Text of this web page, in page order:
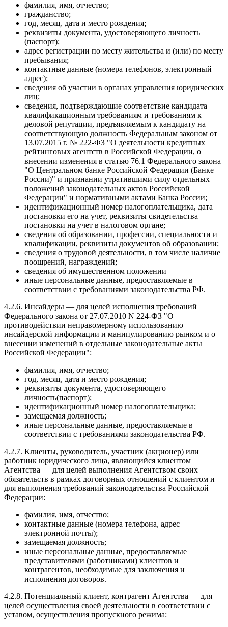
фамилия, имя, отчество;
гражданство;
год, месяц, дата и место рождения;
реквизиты документа, удостоверяющего личность
(паспорт);
адрес регистрации по месту жительства и (или) по месту
пребывания;
контактные данные (номера телефонов, электронный
адрес);
сведения об участии в органах управления юридических
лиц;
сведения, подтверждающие соответствие кандидата
квалификационным требованиям и требованиям к
деловой репутации, предъявляемым к кандидату на
соответствующую должность Федеральным законом от
13.07.2015 г. № 222-ФЗ "О деятельности кредитных
рейтинговых агентств в Российской Федерации, о
внесении изменения в статью 76.1 Федерального закона
"О Центральном банке Российской Федерации (Банке
России)" и признании утратившими силу отдельных
положений законодательных актов Российской
Федерации" и нормативными актами Банка России;
идентификационный номер налогоплательщика, дата
постановки его на учет, реквизиты свидетельства
постановки на учет в налоговом органе;
сведения об образовании, профессии, специальности и
квалификации, реквизиты документов об образовании;
сведения о трудовой деятельности, в том числе наличие
поощрений, награждений;
сведения об имущественном положении
иные персональные данные, предоставляемые в
соответствии с требованиями законодательства РФ.
4.2.6. Инсайдеры — для целей исполнения требований
Федерального закона от 27.07.2010 N 224-ФЗ "О
противодействии неправомерному использованию
инсайдерской информации и манипулированию рынком и о
внесении изменений в отдельные законодательные акты
Российской Федерации":
фамилия, имя, отчество;
год, месяц, дата и место рождения;
реквизиты документа, удостоверяющего
личность(паспорт);
идентификационный номер налогоплательщика;
замещаемая должность;
иные персональные данные, предоставляемые в
соответствии с требованиями законодательства РФ.
4.2.7. Клиенты, руководитель, участник (акционер) или
работник юридического лица, являющийся клиентом
Агентства — для целей выполнения Агентством своих
обязательств в рамках договорных отношений с клиентом и
для выполнения требований законодательства Российской
Федерации:
фамилия, имя, отчество;
контактные данные (номера телефона, адрес
электронной почты);
замещаемая должность;
иные персональные данные, предоставляемые
представителями (работниками) клиентов и
контрагентов, необходимые для заключения и
исполнения договоров.
4.2.8. Потенциальный клиент, контрагент Агентства — для
целей осуществления своей деятельности в соответствии с
уставом, осуществления пропускного режима: